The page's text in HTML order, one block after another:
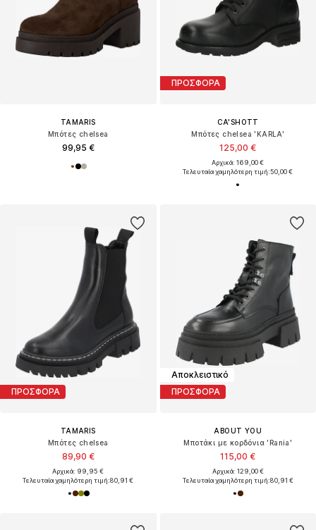
TAMARIS
Μπότες chelsea
99,95 €
ΠΡΟΣΦΟΡΑ
CA'SHOTT
Μπότες chelsea 'KARLA'
125,00 €
Αρχικά: 169,00 €
Τελευταία χαμηλότερη τιμή:50,00 €
ΠΡΟΣΦΟΡΑ
TAMARIS
Μπότες chelsea
89,90 €
Αρχικά: 99,95 €
Τελευταία χαμηλότερη τιμή:80,91 €
Αποκλειστικό
ΠΡΟΣΦΟΡΑ
ABOUT YOU
Μποτάκι με κορδόνια 'Rania'
115,00 €
Αρχικά: 129,00 €
Τελευταία χαμηλότερη τιμή:80,91 €